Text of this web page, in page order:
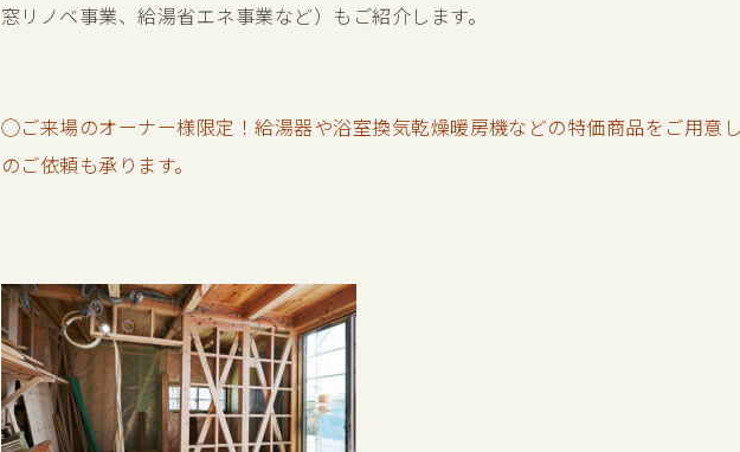
窓リノベ事業、給湯省エネ事業など）もご紹介します。
◯ご来場のオーナー様限定！給湯器や浴室換気乾燥暖房機などの特価商品をご用意
のご依頼も承ります。